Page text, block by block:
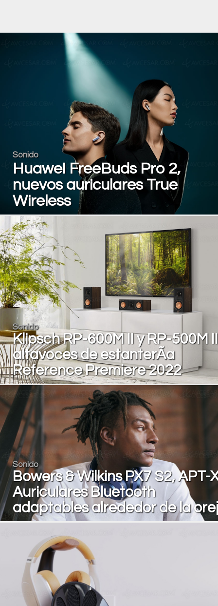
Sonido
Huawei FreeBuds Pro 2,
nuevos auriculares True
Wireless
Sonido
Klipsch RP-600M II y RP-500M
altavoces de estanterÃ­a
Reference Premiere 2022
Sonido
Bowers & Wilkins PX7 S2, APT-
Auriculares Bluetooth
adaptables alrededor de la